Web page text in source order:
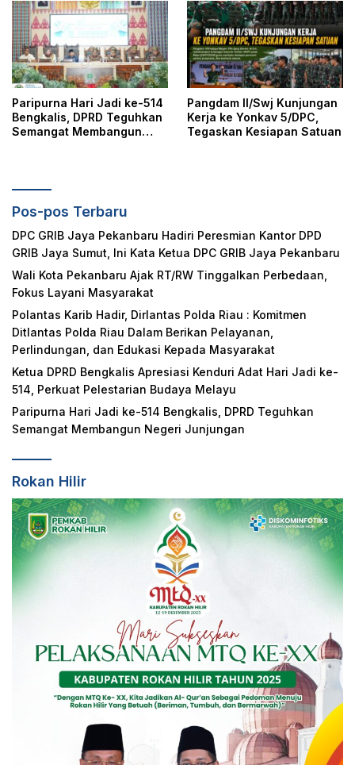
dan Edukasi Kepada
Masyarakat
Paripurna Hari Jadi ke-514
Bengkalis, DPRD Teguhkan
Semangat Membangun
Pangdam II/Swj Kunjungan
Kerja ke Yonkav 5/DPC,
Tegaskan Kesiapan Satuan
Pos-pos Terbaru
DPC GRIB Jaya Pekanbaru Hadiri Peresmian Kantor DPD
GRIB Jaya Sumut, Ini Kata Ketua DPC GRIB Jaya Pekanbaru
Wali Kota Pekanbaru Ajak RT/RW Tinggalkan Perbedaan,
Fokus Layani Masyarakat
Polantas Karib Hadir, Dirlantas Polda Riau : Komitmen
Ditlantas Polda Riau Dalam Berikan Pelayanan,
Perlindungan, dan Edukasi Kepada Masyarakat
Ketua DPRD Bengkalis Apresiasi Kenduri Adat Hari Jadi ke-
514, Perkuat Pelestarian Budaya Melayu
Paripurna Hari Jadi ke-514 Bengkalis, DPRD Teguhkan
Semangat Membangun Negeri Junjungan
Rokan Hilir